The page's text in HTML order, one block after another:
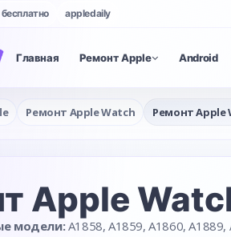
appledaily
Главная Ремонт Apple Android
Ремонт Apple Watch Ремонт Apple
Apple
модели:A1858, A1859, A1860,